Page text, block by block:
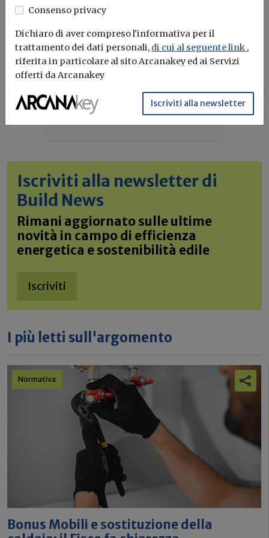
Iscriviti alla newsletter di
Build News
Rimani aggiornato sulle ultime
novità in campo di efficienza
energetica e sostenibilità edile
Iscriviti
I più letti sull'argomento
Normativa
Bonus Mobili e sostituzione della
Consenso privacy
Dichiaro di aver compreso l'informativa per il
trattamento dei dati personali, di cui al seguente link ,
riferita in particolare al sito Arcanakey ed ai Servizi
offerti da Arcanakey
Iscriviti alla newsletter